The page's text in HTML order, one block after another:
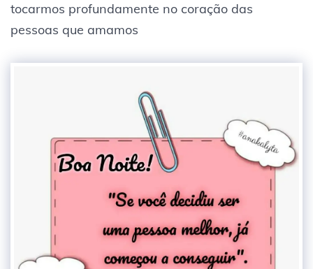
tocarmos profundamente no coração das
pessoas que amamos